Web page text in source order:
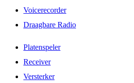
Voicerecorder
Draagbare Radio
Platenspeler
Receiver
Versterker